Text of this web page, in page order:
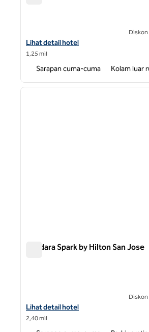
Lihat detail hotel untuk Homewood
Lihat detail hotel
1,25 mil
Diskon
Sarapan cuma-cuma Kolam luar
1 dari 12
Bandara Spark by Hilton San Jose
Lihat perincian hotel untuk Bandara
Lihat detail hotel
2,40 mil
Diskon